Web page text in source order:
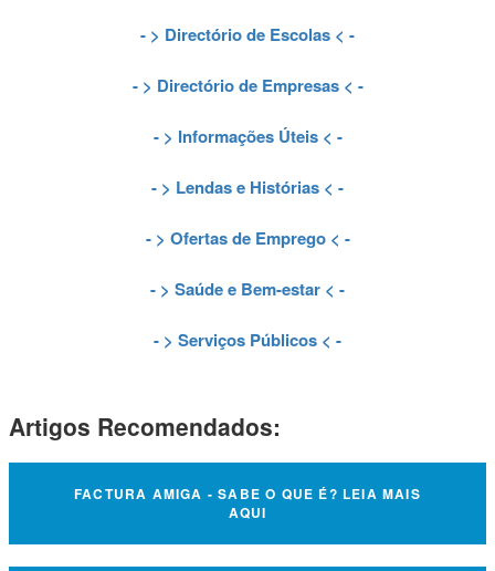
- > Directório de Escolas < -
- > Directório de Empresas< -
- > Informações Úteis< -
- > Lendas e Histórias < -
- > Ofertas de Emprego< -
- > Saúde e Bem-estar < -
- > Serviços Públicos < -
Artigos Recomendados:
FACTURA AMIGA - SABE O QUE É? LEIA MAIS
AQUI